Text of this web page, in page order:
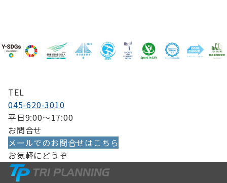
TEL
045-620-3010
平日9:00〜17:00
お問合せ
メールでのお問合せはこちら
お気軽にどうぞ